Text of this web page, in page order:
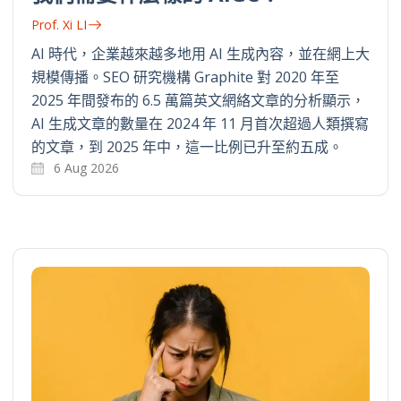
Prof. Xi LI
AI 時代，企業越來越多地用 AI 生成內容，並在網上大
規模傳播。SEO 研究機構 Graphite 對 2020 年至
2025 年間發布的 6.5 萬篇英文網絡文章的分析顯示，
AI 生成文章的數量在 2024 年 11 月首次超過人類撰寫
的文章，到 2025 年中，這一比例已升至約五成。
6 Aug 2026